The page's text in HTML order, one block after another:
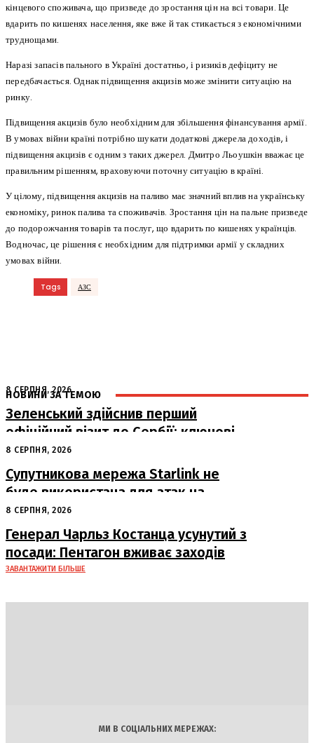
кінцевого споживача, що призведе до зростання цін на всі товари. Це
вдарить по кишенях населення, яке вже й так стикається з економічними
труднощами.
Наразі запасів пального в Україні достатньо, і ризиків дефіциту не
передбачається. Однак підвищення акцизів може змінити ситуацію на
ринку.
Підвищення акцизів було необхідним для збільшення фінансування армії.
В умовах війни країні потрібно шукати додаткові джерела доходів, і
підвищення акцизів є одним з таких джерел. Дмитро Льоушкін вважає це
правильним рішенням, враховуючи поточну ситуацію в країні.
У цілому, підвищення акцизів на паливо має значний вплив на українську
економіку, ринок палива та споживачів. Зростання цін на пальне призведе
до подорожчання товарів та послуг, що вдарить по кишенях українців.
Водночас, це рішення є необхідним для підтримки армії у складних
умовах війни.
Tags АЗС
НОВИНИ ЗА ТЕМОЮ
8 СЕРПНЯ, 2026
Зеленський здійснив перший
офіційний візит до Сербії: ключові
переговори з Вучичем
8 СЕРПНЯ, 2026
Супутникова мережа Starlink не
буде використана для атак на
російські пускові установки
8 СЕРПНЯ, 2026
Генерал Чарльз Костанца усунутий з
посади: Пентагон вживає заходів
ЗАВАНТАЖИТИ БІЛЬШЕ
МИ В СОЦІАЛЬНИХ МЕРЕЖАХ: